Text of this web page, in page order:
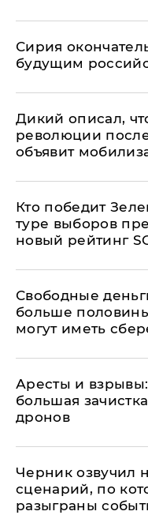
Сирия
будущим
Дикий описал,
революции
объявит
Кто победит
туре выборов
новый рейтинг
Свободные
больше
могут иметь
Аресты и
большая
дронов
Черник озвучил
сценарий, по
разыграны